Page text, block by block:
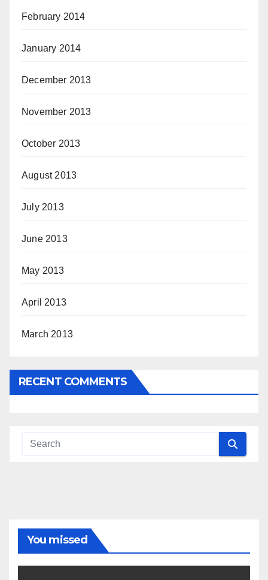
February 2014
January 2014
December 2013
November 2013
October 2013
August 2013
July 2013
June 2013
May 2013
April 2013
March 2013
RECENT COMMENTS
You missed